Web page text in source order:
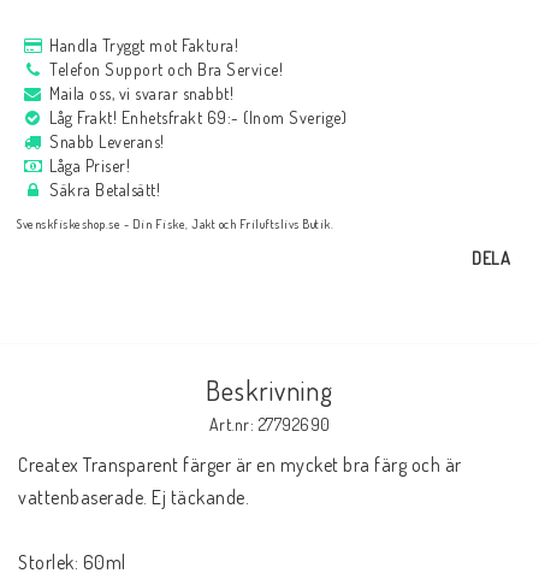
Handla Tryggt mot Faktura!
Telefon Support och Bra Service!
Maila oss, vi svarar snabbt!
Låg Frakt! Enhetsfrakt 69:- (Inom Sverige)
Snabb Leverans!
Låga Priser!
Säkra Betalsätt!
Svenskfiskeshop.se - Din Fiske, Jakt och Friluftslivs Butik.
DELA
Beskrivning
Art.nr: 27792690
Createx Transparent färger är en mycket bra färg och är
vattenbaserade. Ej täckande.
Storlek: 60ml